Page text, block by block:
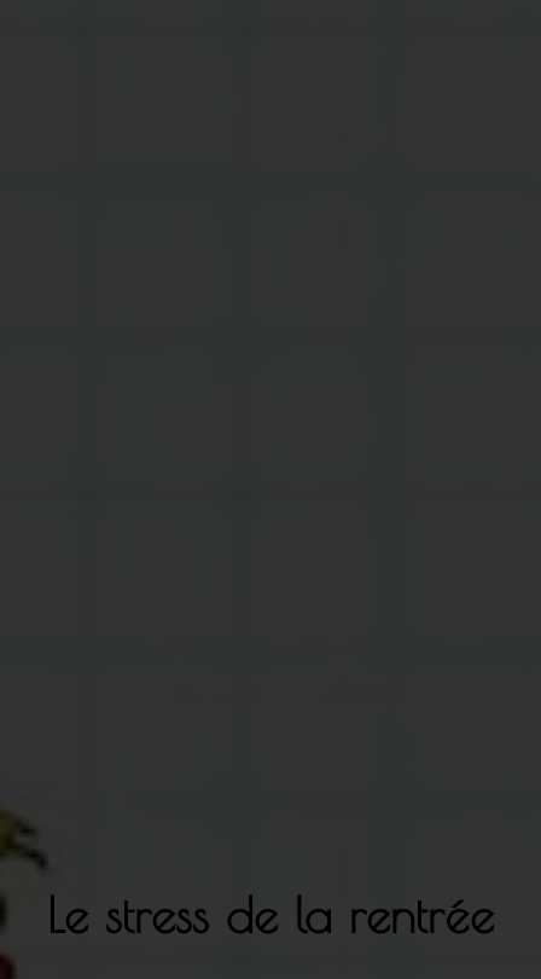
Le stress de la rentrée